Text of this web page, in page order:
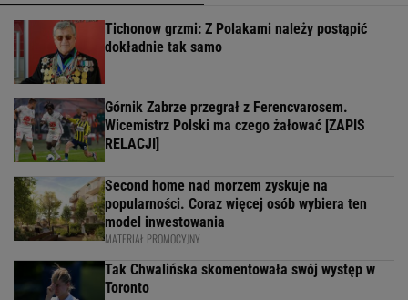
Tichonow grzmi: Z Polakami należy postąpić
dokładnie tak samo
Górnik Zabrze przegrał z Ferencvarosem.
Wicemistrz Polski ma czego żałować [ZAPIS
RELACJI]
Second home nad morzem zyskuje na
popularności. Coraz więcej osób wybiera ten
model inwestowania
MATERIAŁ PROMOCYJNY
Tak Chwalińska skomentowała swój występ w
Toronto